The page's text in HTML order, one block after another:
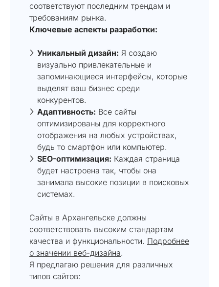
соответствуют последним трендам и
требованиям рынка.
Ключевые аспекты разработки:
Уникальный дизайн: Я создаю
визуально привлекательные и
запоминающиеся интерфейсы, которые
выделят ваш бизнес среди
конкурентов.
Адаптивность: Все сайты
оптимизированы для корректного
отображения на любых устройствах,
будь то смартфон или компьютер.
SEO-оптимизация: Каждая страница
будет настроена так, чтобы она
занимала высокие позиции в поисковых
системах.
Сайты в Архангельске должны
соответствовать высоким стандартам
качества и функциональности. Подробнее
о значении веб-дизайна.
Я предлагаю решения для различных
типов сайтов: